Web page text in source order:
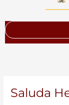
Saluda